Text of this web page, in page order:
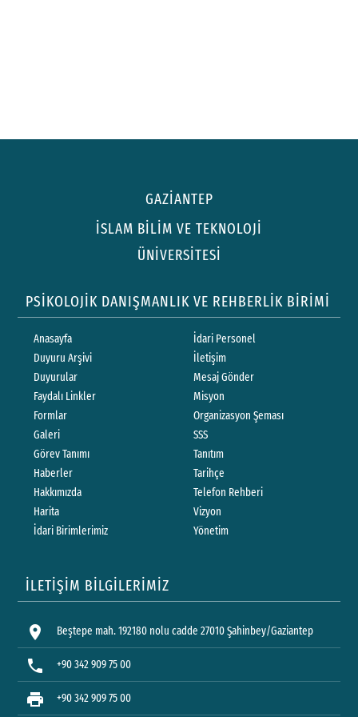
GAZİANTEP
İSLAM BİLİM VE TEKNOLOJİ
ÜNİVERSİTESİ
PSİKOLOJİK DANIŞMANLIK VE REHBERLİK BİRİMİ
Anasayfa
Duyuru Arşivi
Duyurular
Faydalı Linkler
Formlar
Galeri
Görev Tanımı
Haberler
Hakkımızda
Harita
İdari Birimlerimiz
İdari Personel
İletişim
Mesaj Gönder
Misyon
Organizasyon Şeması
SSS
Tanıtım
Tarihçe
Telefon Rehberi
Vizyon
Yönetim
İLETİŞİM BİLGİLERİMİZ
location_on Beştepe mah. 192180 nolu cadde 27010 Şahinbey/Gaziantep
phone +90 342 909 75 00
print +90 342 909 75 00